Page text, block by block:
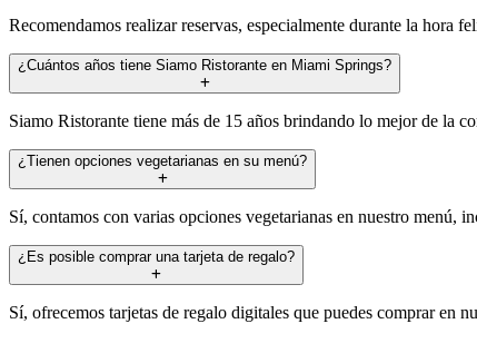
Recomendamos realizar reservas, especialmente durante la hora
¿Cuántos años tiene Siamo Ristorante en Miami Springs?
Siamo Ristorante tiene más de 15 años brindando lo mejor de la
¿Tienen opciones vegetarianas en su menú?
Sí, contamos con varias opciones vegetarianas en nuestro menú,
¿Es posible comprar una tarjeta de regalo?
Sí, ofrecemos tarjetas de regalo digitales que puedes comprar en